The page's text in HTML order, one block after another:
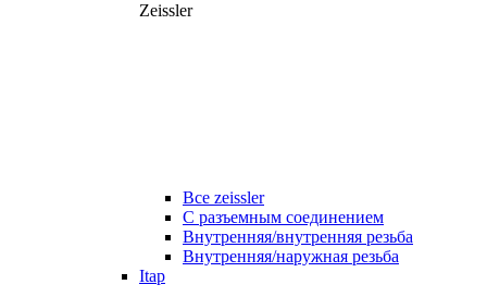
Zeissler
Все zeissler
С разъемным соединением
Внутренняя/внутренняя резьба
Внутренняя/наружная резьба
Itap